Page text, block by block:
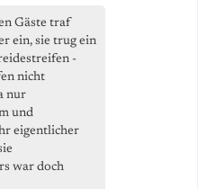
Gäste traf
ein, sie trug ein
-
nicht
nur
und
eigentlicher
war doch